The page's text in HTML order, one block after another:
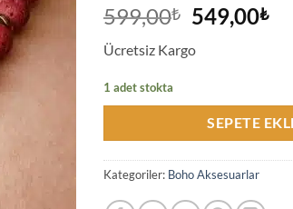
599,00₺
Orijinal
fiyat:
599,00₺.
549,00₺
Ücretsiz Kargo
1 adet stokta
SEPETE
Kategoriler: Boho Aksesuarlar